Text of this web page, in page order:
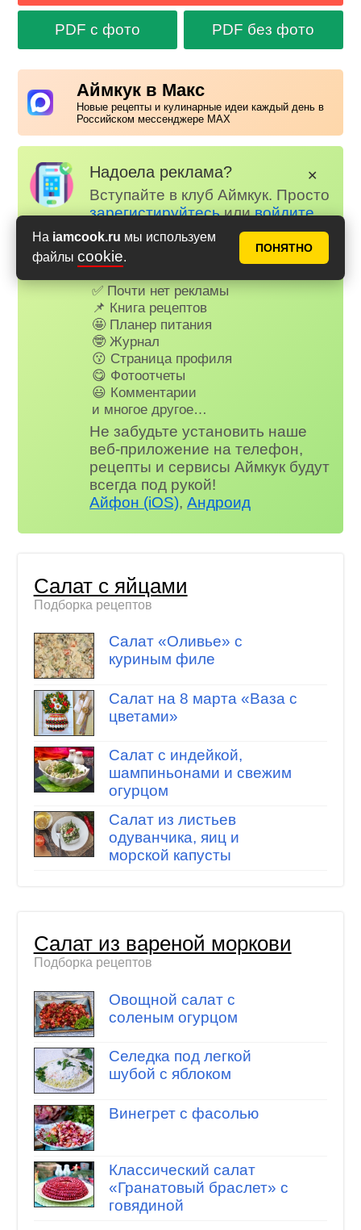
На iamcook.ru мы используем
файлы cookie.
ПОНЯТНО
PDF с фото PDF без фото
Аймкук в Макс
Новые рецепты и кулинарные идеи каждый день в
Российском мессенджере MAX
Надоела реклама?
Вступайте в клуб Аймкук. Просто
зарегистируйтесьиливойдите
на наш сайт через Яндекс или
ВК.
Для всех, кто в клубе...
✅ Почти нет рекламы
📌 Книга рецептов
🤩 Планер питания
🤓 Журнал
😗 Страница профиля
😋 Фотоотчеты
😃 Комментарии
и многое другое…
Не забудьте установить наше
веб-приложение на телефон,
рецепты и сервисы Аймкук будут
всегда под рукой!
Айфон (iOS),Андроид
✕
Салат с яйцами
Подборка рецептов
Салат «Оливье» с
куриным филе
Салат на 8 марта «Ваза с
цветами»
Салат с индейкой,
шампиньонами и свежим
огурцом
Салат из листьев
одуванчика, яиц и
морской капусты
Салат из вареной моркови
Подборка рецептов
Овощной салат с
соленым огурцом
Селедка под легкой
шубой с яблоком
Винегрет с фасолью
Классический салат
«Гранатовый браслет» с
говядиной